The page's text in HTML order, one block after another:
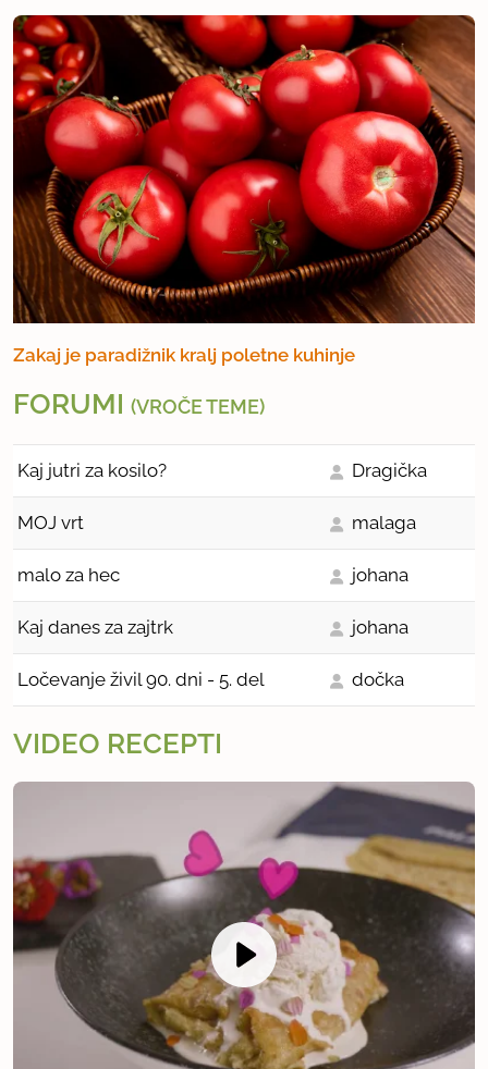
Zakaj je paradižnik kralj poletne kuhinje
FORUMI (VROČE TEME)
Kaj jutri za kosilo? Dragička
MOJ vrt malaga
malo za hec johana
Kaj danes za zajtrk johana
Ločevanje živil 90. dni - 5. del dočka
VIDEO RECEPTI